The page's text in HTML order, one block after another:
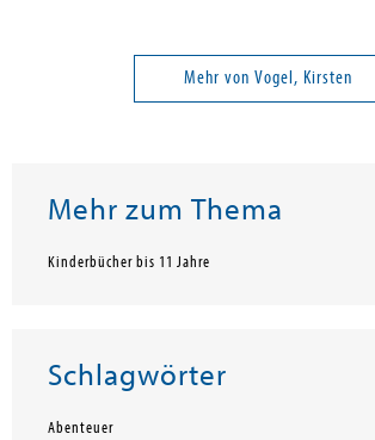
Mehr von Vogel, Kirsten
Mehr zum Thema
Kinderbücher bis 11 Jahre
Schlagwörter
Abenteuer